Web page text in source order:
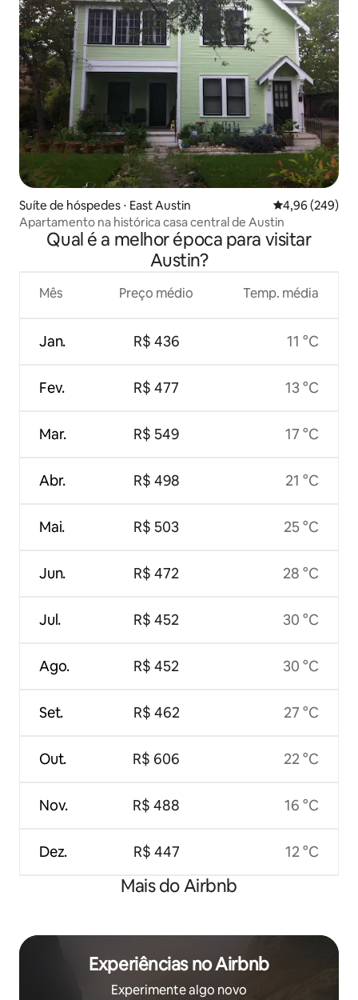
Suíte de hóspedes ⋅ East Austin 4,96 de uma
4,96 (249)
Apartamento na histórica casa central de Austin
Qual é a melhor época para visitar
Austin?
Mês
Jan.
Fev.
Mar.
Abr.
Mai.
Jun.
Jul.
Ago.
Set.
Out.
Nov.
Dez.
Preço médio
R$ 436
R$ 477
R$ 549
R$ 498
R$ 503
R$ 472
R$ 452
R$ 452
R$ 462
R$ 606
R$ 488
R$ 447
Temp. média
11 °C
13 °C
17 °C
21 °C
25 °C
28 °C
30 °C
30 °C
27 °C
22 °C
16 °C
12 °C
Mais do Airbnb
Experiências no Airbnb
Experimente algo novo